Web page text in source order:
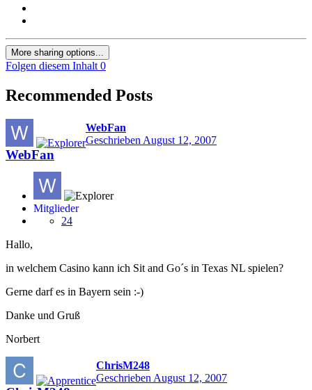
More sharing options...
Folgen diesem Inhalt 0
Recommended Posts
WebFan
Geschrieben August 12, 2007
WebFan
Mitglieder
24
Hallo,
in welchem Casino kann ich Sit and Go´s in Texas NL spielen?
Gerne darf es in Bayern sein :-)
Danke und Gruß
Norbert
ChrisM248
Geschrieben August 12, 2007